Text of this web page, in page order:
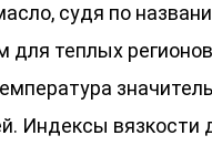
судя по
для теплых
Индексы вязкости